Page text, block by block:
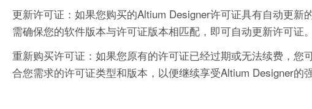
更新许可证：如果您购买的Altium Designer许可证具有自动更
需确保您的软件版本与许可证版本相匹配，即可自动更新许可证。
重新购买许可证：如果您原有的许可证已经过期或无法续费，
合您需求的许可证类型和版本，以便继续享受Altium Designer的强